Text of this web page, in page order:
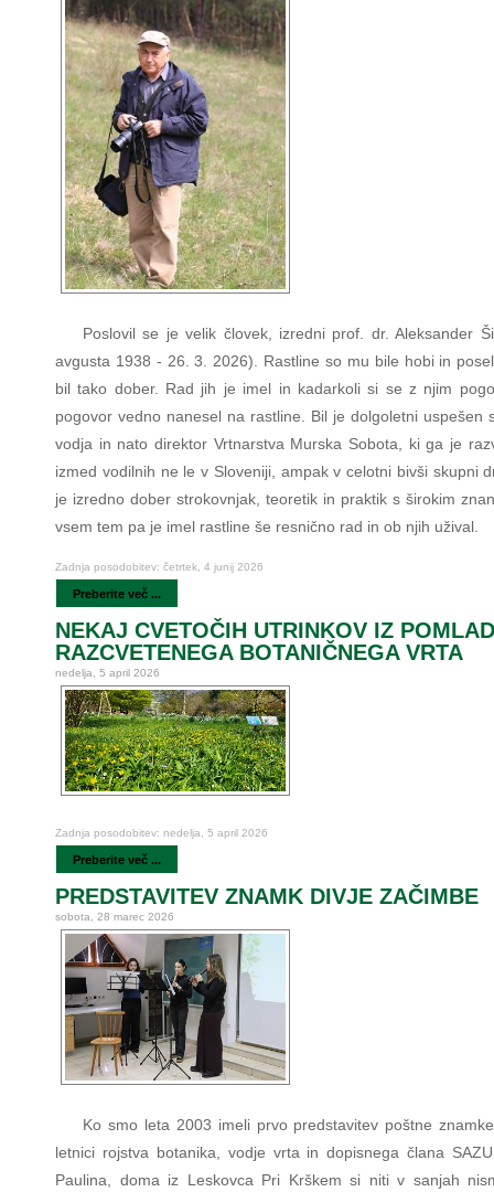
Poslovil se je velik človek, izredni prof. dr. Aleksander
avgusta 1938 - 26. 3. 2026). Rastline so mu bile hobi in
bil tako dober. Rad jih je imel in kadarkoli si se z njim
pogovor vedno nanesel na rastline. Bil je dolgoletni uspešen
vodja in nato direktor Vrtnarstva Murska Sobota, ki ga je
izmed vodilnih ne le v Sloveniji, ampak v celotni bivši skupni
je izredno dober strokovnjak, teoretik in praktik s širokim
vsem tem pa je imel rastline še resnično rad in ob njih užival.
Zadnja posodobitev: četrtek, 4 junij 2026
Preberite več ...
NEKAJ CVETOČIH UTRINKOV IZ
RAZCVETENEGA BOTANIČNEGA VRTA
nedelja, 5 april 2026
Zadnja posodobitev: nedelja, 5 april 2026
Preberite več ...
PREDSTAVITEV ZNAMK DIVJE ZAČIMBE
sobota, 28 marec 2026
Ko smo leta 2003 imeli prvo predstavitev poštne
letnici rojstva botanika, vodje vrta in dopisnega člana
Paulina, doma iz Leskovca Pri Krškem si niti v sanjah